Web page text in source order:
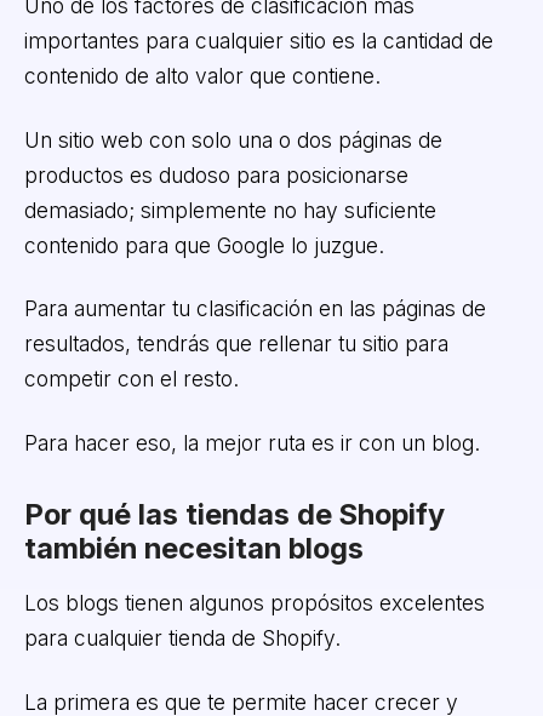
Uno de los factores de clasificación más
importantes para cualquier sitio es la cantidad de
contenido de alto valor que contiene.
Un sitio web con solo una o dos páginas de
productos es dudoso para posicionarse
demasiado; simplemente no hay suficiente
contenido para que Google lo juzgue.
Para aumentar tu clasificación en las páginas de
resultados, tendrás que rellenar tu sitio para
competir con el resto.
Para hacer eso, la mejor ruta es ir con un blog.
Por qué las tiendas de Shopify
también necesitan blogs
Los blogs tienen algunos propósitos excelentes
para cualquier tienda de Shopify.
La primera es que te permite hacer crecer y